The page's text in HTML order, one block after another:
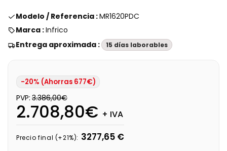
Modelo / Referencia :MR1620PDC
Marca :Infrico
Entrega aproximada :
15 días laborables
-20% (Ahorras 677€)
PVP: 3.386,00€
2.708,80€ + IVA
Precio final (+21%): 3277,65 €